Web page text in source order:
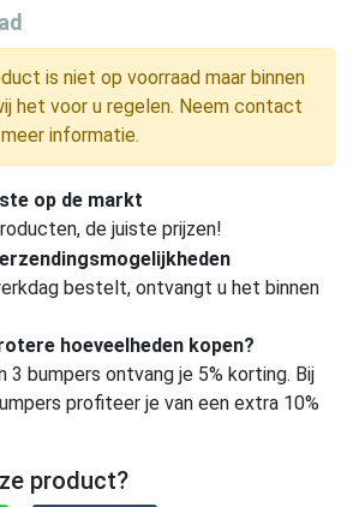
is niet op voorraad maar binnen
het voor u regelen. Neem contact
informatie.
op de markt
de juiste prijzen!
bestelt, ontvangt u het binnen
hoeveelheden kopen?
3 bumpers ontvang je 5% korting. Bij
profiteer je van een extra 10%
product?